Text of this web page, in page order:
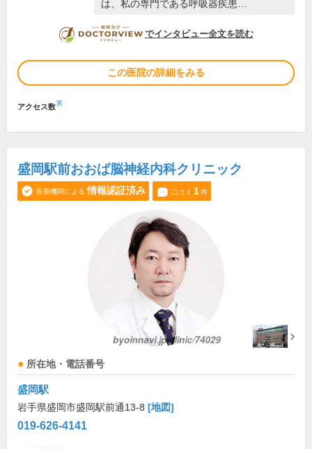
は、私の専門である呼吸器疾患…
DOCTORVIEW
でインタビュー全文を読む
この医院の詳細をみる
アクセス数※
盛岡駅前おおば脳神経内科クリニック
医療機関による 情報認証済み 口コミ 1件
所在地・電話番号
盛岡駅
岩手県盛岡市盛岡駅前通13-8 [地図]
019-626-4141